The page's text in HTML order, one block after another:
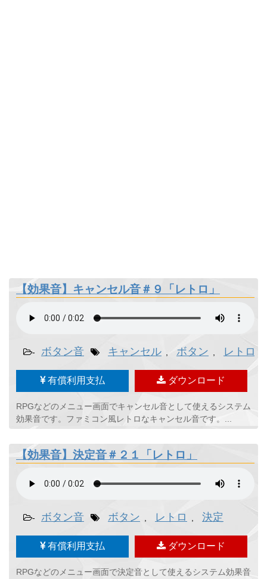
【効果音】キャンセル音＃９「レトロ」
- ボタン音 キャンセル ボタン レトロ
有償利用支払 ダウンロード
RPGなどのメニュー画面でキャンセル音として使えるシステム
効果音です。ファミコン風レトロなキャンセル音です。...
【効果音】決定音＃２１「レトロ」
- ボタン音 ボタン レトロ 決定
有償利用支払 ダウンロード
RPGなどのメニュー画面で決定音として使えるシステム効果音